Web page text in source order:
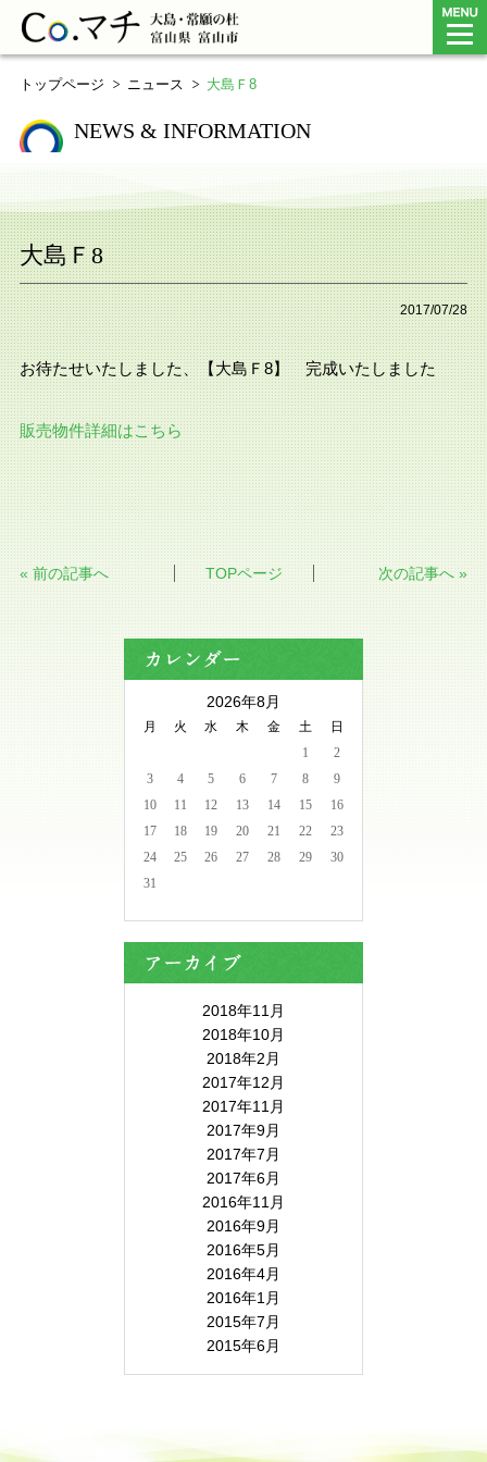
Co.マチ 大島・常願の杜（富山県富
トップページ ニュース 大島Ｆ8
NEWS & INFORMATION
大島Ｆ8
2017/07/28
お待たせいたしました、【大島Ｆ8】 完成いたしました
販売物件詳細はこちら
« 前の記事へ 次の記事へ »
TOPページ
2026年8月
月 火 水 木 金 土
日
1
2
3
4 5 6 7 8
9
10
11 12 13 14 15
16
17
18 19 20 21 22
23
24
25 26 27 28 29
30
31
2018年11月
2018年10月
2018年2月
2017年12月
2017年11月
2017年9月
2017年7月
2017年6月
2016年11月
2016年9月
2016年5月
2016年4月
2016年1月
2015年7月
2015年6月